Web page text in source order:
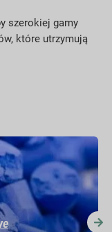
szerokiej gamy
które utrzymują
Przeczytaj więcej »